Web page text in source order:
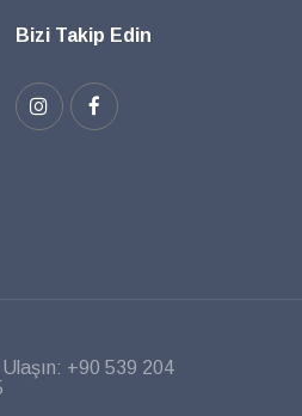
Bizi Takip Edin
+90 539 204